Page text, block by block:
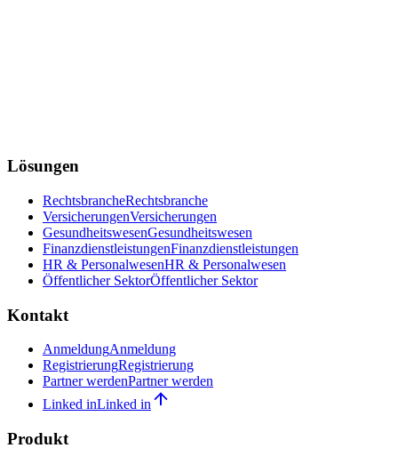
Lösungen
RechtsbrancheRechtsbranche
VersicherungenVersicherungen
GesundheitswesenGesundheitswesen
FinanzdienstleistungenFinanzdienstleistungen
HR & PersonalwesenHR & Personalwesen
Öffentlicher SektorÖffentlicher Sektor
Kontakt
AnmeldungAnmeldung
RegistrierungRegistrierung
Partner werdenPartner werden
Linked inLinked in
Produkt